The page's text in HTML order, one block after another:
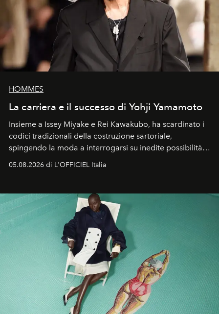
HOMMES
La carriera e il successo di Yohji Yamamoto
Insieme a Issey Miyake e Rei Kawakubo, ha scardinato i
codici tradizionali della costruzione sartoriale,
spingendo la moda a interrogarsi su inedite possibilità
un’impronta indelebile nella storia della moda.
05.08.2026 di L'OFFICIEL Italia